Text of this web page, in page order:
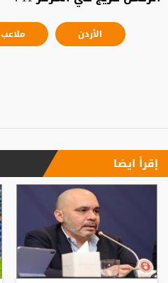
الأردن ملاعب
إقرأ ايضا